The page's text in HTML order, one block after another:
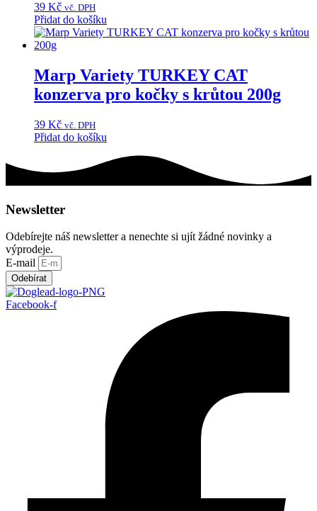
39 Kč vč. DPH
Přidat do košíku
Marp Variety TURKEY CAT
konzerva pro kočky s krůtou 200g
39 Kč vč. DPH
Přidat do košíku
Newsletter
Odebírejte náš newsletter a nenechte si ujít žádné novinky a
výprodeje.
E-mail
Odebírat
Facebook-f